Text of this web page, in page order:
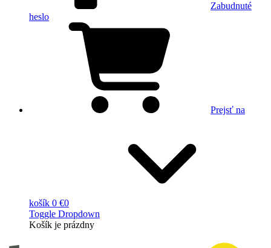
Zabudnuté
heslo
Prejsť na
košík 0 €0
Toggle Dropdown
Košík je prázdny